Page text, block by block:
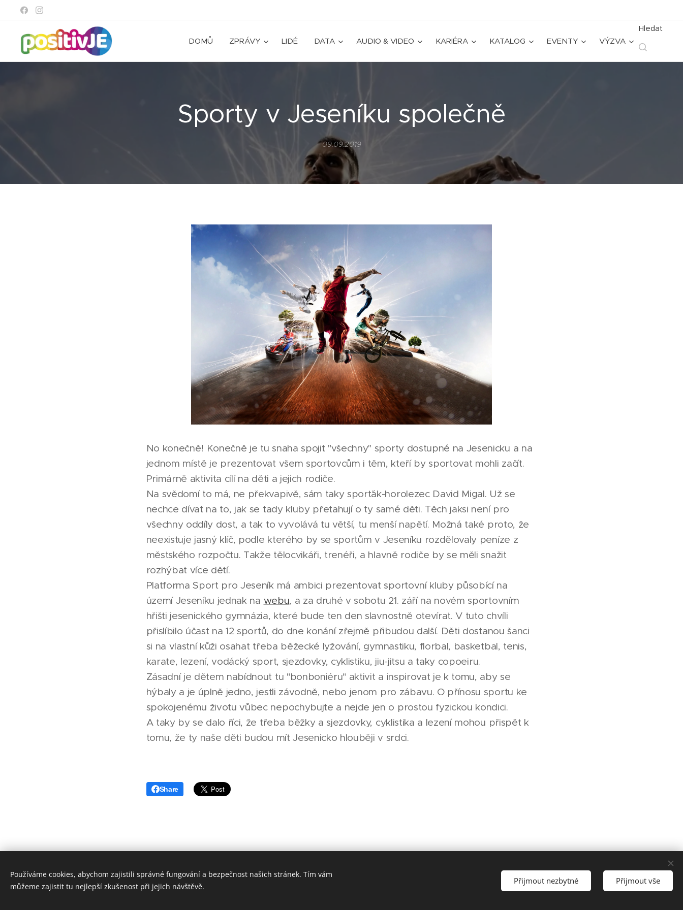
DOMŮ ZPRÁVY LIDÉ DATA AUDIO & VIDEO KARIÉRA KATALOG EVENTY VÝZVA
Hledat
Sporty v Jeseníku společně
09.09.2019
No konečně! Konečně je tu snaha spojit "všechny" sporty dostupné na Jesenicku a na
jednom místě je prezentovat všem sportovcům i těm, kteří by sportovat mohli začít.
Primárně aktivita cílí na děti a jejich rodiče.
Na svědomí to má, ne překvapivě, sám taky sporťák-horolezec David Migal. Už se
nechce dívat na to, jak se tady kluby přetahují o ty samé děti. Těch jaksi není pro
všechny oddíly dost, a tak to vyvolává tu větší, tu menší napětí. Možná také proto, že
neexistuje jasný klíč, podle kterého by se sportům v Jeseníku rozdělovaly peníze z
městského rozpočtu. Takže tělocvikáři, trenéři, a hlavně rodiče by se měli snažit
rozhýbat více dětí.
Platforma Sport pro Jeseník má ambici prezentovat sportovní kluby působící na
území Jeseníku jednak na webu, a za druhé v sobotu 21. září na novém sportovním
hřišti jesenického gymnázia, které bude ten den slavnostně otevírat. V tuto chvíli
přislíbilo účast na 12 sportů, do dne konání zřejmě přibudou další. Děti dostanou šanci
si na vlastní kůži osahat třeba běžecké lyžování, gymnastiku, florbal, basketbal, tenis,
karate, lezení, vodácký sport, sjezdovky, cyklistiku, jiu-jitsu a taky copoeiru.
Zásadní je dětem nabídnout tu "bonboniéru" aktivit a inspirovat je k tomu, aby se
hýbaly a je úplně jedno, jestli závodně, nebo jenom pro zábavu. O přínosu sportu ke
spokojenému životu vůbec nepochybujte a nejde jen o prostou fyzickou kondici.
A taky by se dalo říci, že třeba běžky a sjezdovky, cyklistika a lezení mohou přispět k
tomu, že ty naše děti budou mít Jesenicko hlouběji v srdci.
Share
Made in Jesenicko © 2026 positivJE. Všechna práva vyhrazena.
Používáme cookies, abychom zajistili správné fungování a bezpečnost našich stránek. Tím vám
můžeme zajistit tu nejlepší zkušenost při jejich návštěvě.
Přijmout nezbytné Přijmout vše